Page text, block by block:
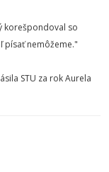
korešpondoval so
písať nemôžeme."
STU za rok Aurela